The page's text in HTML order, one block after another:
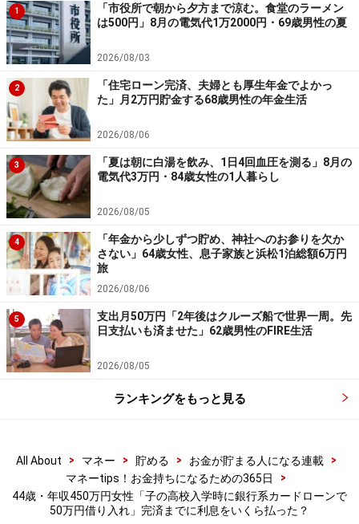
す
※エピソードは投稿者の当時のものです。現在とはサー
ビスや金額などの情報が異なることがございます
※投稿エピソードのため、内容の正確性を保証するもの
ではございません
※本記事に掲載されたエピソードは、投稿者個人の体験
に基づくものであり、特定の借り入れや金融商品の利用
を推奨するものではありません。借り入れをご検討の際
は、ご自身の状況に応じた慎重な判断をお願い致します
※記事内容は執筆時点のものです。最新の内容をご確認くださ
い。
本記事の内容は一般的な情報提供を目的としており、特定の金融
商品や投資行動を推奨するものではありません。
投資や資産運用に関する最終的なご判断はご自身の責任において
行ってください。
掲載情報の正確性・完全性については十分に配慮しております
が、その内容を保証するものではなく、これに基づく損失・損害
などについて当社は一切の責任を負いません。
最新の情報や詳細については、必ず各金融機関やサービス提供者
の公式情報をご確認ください。
【編集部からのお知らせ】
・「家計」について、アンケート（2026/8/31まで）を実施
※抽選で20名にAmazonギフト券1000円分プレゼント
※謝礼付きの限定アンケートやモニター企画に参加が可能に
なります
1
「市役所で朝から夕方まで涼む。食堂のラーメン
は500円」8月の電気代1万2000円・69歳男性の夏
2026/08/03
2
「住宅ローン完済、夫婦とも厚生年金でよかっ
た」月2万円貯金する68歳男性の年金生活
2026/08/06
3
「夏は朝に白湯を飲み、1日4回血圧を測る」8月の
電気代3万円・84歳女性の1人暮らし
2026/08/05
4
「年金から少しずつ貯め、神社へのお参りを欠か
さない」64歳女性、息子家族と浜松1泊総額6万円
旅
2026/08/06
5
支出月50万円「2年後はクルーズ船で世界一周。先
日支払いも済ませた」62歳男性のFIRE生活
2026/08/05
ランキングをもっと見る
All About > マネー > 貯める > お金が貯まる人になる連載
>
マネーtips！お金持ちになるための365日
>
44歳・年収450万円女性「子の高校入学時に銀行系カードローンで
50万円借り入れ」完済までに利息をいくら払った？